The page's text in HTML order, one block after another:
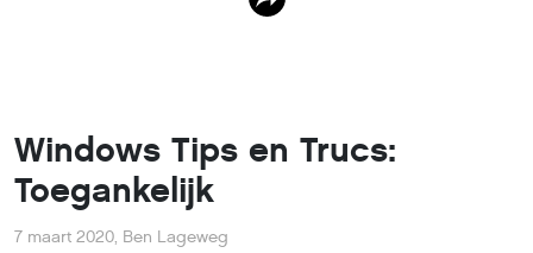
Windows Tips en Trucs:
Toegankelijk
7 maart 2020, Ben Lageweg